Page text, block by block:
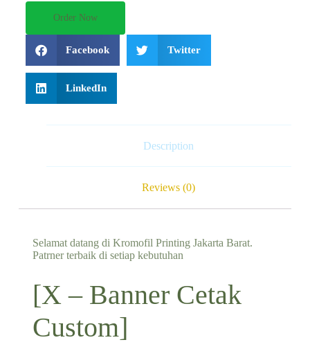
Order Now
Facebook Twitter
LinkedIn
Description
Reviews (0)
Selamat datang di Kromofil Printing Jakarta Barat.
Patrner terbaik di setiap kebutuhan
[X – Banner Cetak
Custom]